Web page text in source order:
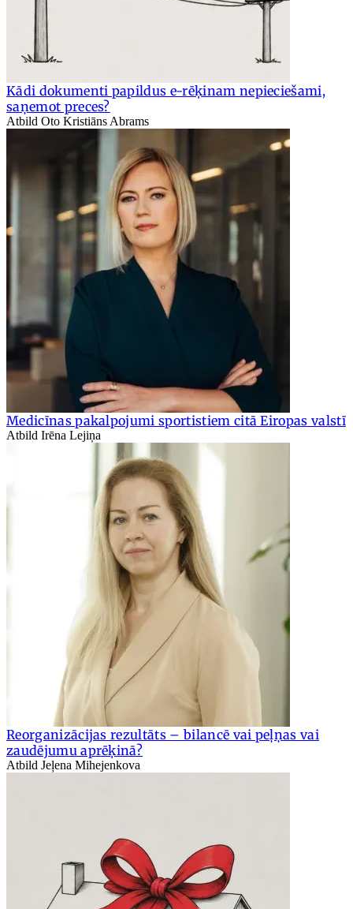
Kādi dokumenti papildus e-rēķinam nepieciešami,
saņemot preces?
Atbild Oto Kristiāns Abrams
Medicīnas pakalpojumi sportistiem citā Eiropas valstī
Atbild Irēna Lejiņa
Reorganizācijas rezultāts – bilancē vai peļņas vai
zaudējumu aprēķinā?
Atbild Jeļena Mihejenkova